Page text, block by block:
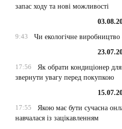
запас ходу та нові можливості
9:43
Чи екологічне
17:56
Як обрати кондиціонер
звернути увагу перед покупкою
17:55
Якою має бути сучасна
навчалася із зацікавленням